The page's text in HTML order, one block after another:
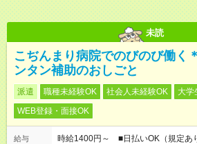
未読
こぢんまり病院でのびのび働く
ンタン補助のおしごと
派遣 職種未経験OK 社会人未経験OK 大学
WEB登録・面接OK
給与
時給1400円～ ■日払いOK（規定あ